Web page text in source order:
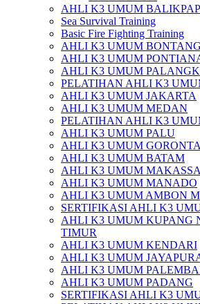
AHLI K3 UMUM
Sea Survival Training
Basic Fire Fighting Training
AHLI K3 UMUM BONTANG
AHLI K3 UMUM
AHLI K3 UMUM
PELATIHAN AHLI K3
AHLI K3 UMUM JAKARTA
AHLI K3 UMUM MEDAN
PELATIHAN AHLI K3
AHLI K3 UMUM PALU
AHLI K3 UMUM
AHLI K3 UMUM BATAM
AHLI K3 UMUM
AHLI K3 UMUM MANADO
AHLI K3 UMUM AMBON
SERTIFIKASI AHLI K3
AHLI K3 UMUM KUPANG
TIMUR
AHLI K3 UMUM KENDARI
AHLI K3 UMUM
AHLI K3 UMUM
AHLI K3 UMUM PADANG
SERTIFIKASI AHLI K3